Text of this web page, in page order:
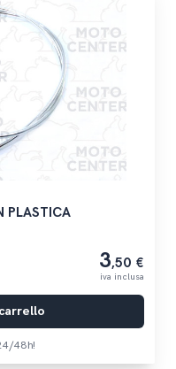
PLASTICA
3,50 €
iva inclusa
48h!